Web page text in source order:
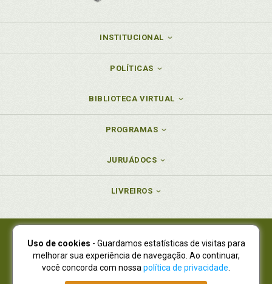
INSTITUCIONAL
POLÍTICAS
BIBLIOTECA VIRTUAL
PROGRAMAS
JURUÁDOCS
LIVREIROS
Juruá Editora Ltda., CNPJ 77.535.508/0001-19
Juruá Informática Ltda., CNPJ 01.701.561/0001-80
NOVO ENDEREÇO:R. Flávio Dallegrave, 7665, São Lourenço |
Uso de cookies - Guardamos estatísticas de visitas para
melhorar sua experiência de navegação. Ao continuar,
você concorda com nossa política de privacidade